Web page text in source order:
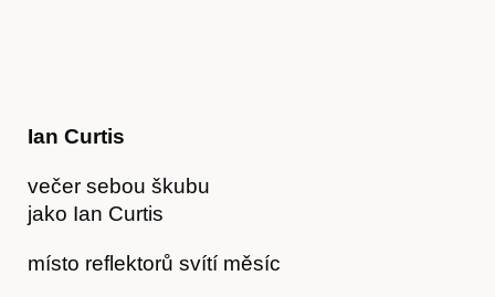
Ian Curtis
večer sebou škubu
jako Ian Curtis
místo reflektorů svítí měsíc